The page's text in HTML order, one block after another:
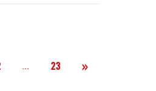
... 23 »